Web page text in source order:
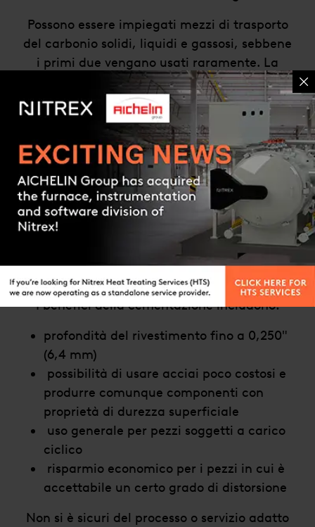
Possono essere impiegati mezzi di trasporto
del carbonio solidi, liquidi e gassosi, sebbene
i primi due vengano usati raramente. La
cementazione offerta da Nitrex avviene in
forni di cementazione a gas a tempra
integrale controllati da computer, per una
gamma completa di profondità del
rivestimento (se applicabile) con un limite di
ricavo economico di circa 0,250″ (6,4 mm).
In addition, Nitrex is capable of selective
carburizing where only specific areas of the
part are to be treated.
I benefici della cementazione includono:
profondità del rivestimento fino a 0,250″
(6,4 mm)
possibilità di usare acciai poco costosi e
produrre comunque componenti con
proprietà di durezza superficiale
uso generale per pezzi soggetti a carico
ciclico
risparmio economico per i pezzi in cui è
accettabile un certo grado di distorsione
Non si è sicuri del processo o servizio adatto
Contact us